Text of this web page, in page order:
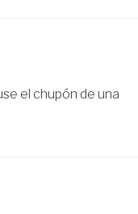
el chupón de una